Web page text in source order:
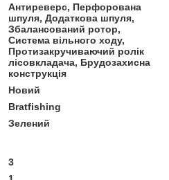
Антиреверс, Перфорована
шпуля, Додаткова шпуля,
Збалансований ротор,
Система вільного ходу,
Протизакручиваючий ролік
лісовкладача, Брудозахисна
конструкція
Новий
Bratfishing
Зелений
3